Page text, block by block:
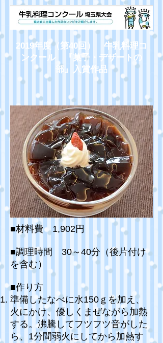
2019年度（第40回） 牛乳料理コ
ンクール 『菓子・デザートの
部』入賞作品
■材料費 1,902円
■調理時間 30～40分（後片付け
を含む）
■作り方
準備したなべに水150ｇを加え、
火にかけ、優しくまぜながら加熱
する。沸騰してフツフツ音がした
ら、1分間弱火にしてから加熱す